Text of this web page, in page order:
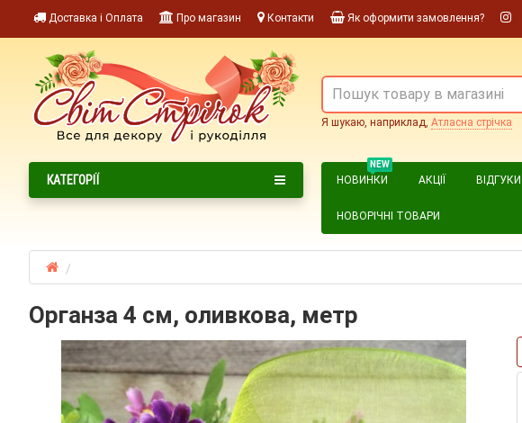
Доставка і Оплата Про магазин Контакти Як оформити замовлення?
Я шукаю, наприклад, Атласна стрічка
NEW
НОВИНКИ АКЦІЇ
НОВОРІЧНІ ТОВАРИ
КАТЕГОРІЇ
Органза 4 см, оливкова, метр